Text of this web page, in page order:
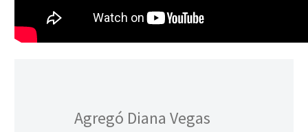
Agregó Diana Vegas